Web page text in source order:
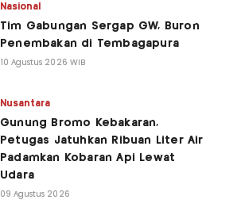
Nasional
Tim Gabungan Sergap GW, Buron
Penembakan di Tembagapura
10 Agustus 2026 WIB
Nusantara
Gunung Bromo Kebakaran,
Petugas Jatuhkan Ribuan Liter Air
Padamkan Kobaran Api Lewat
Udara
09 Agustus 2026